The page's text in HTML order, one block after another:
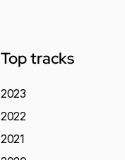
Top tracks
2023
2022
2021